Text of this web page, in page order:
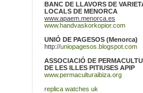
BANC DE LLAVORS DE
LOCALS DE MENORCA
www.apaem.menorca.es
www.handvaskorkopior.com
UNIÓ DE PAGESOS (Menorca)
http://uniopagesos.blogspot.com
ASSOCIACIÓ DE
DE LES ILLES PITIUSES APIP
www.permaculturaibiza.org
replica watches uk